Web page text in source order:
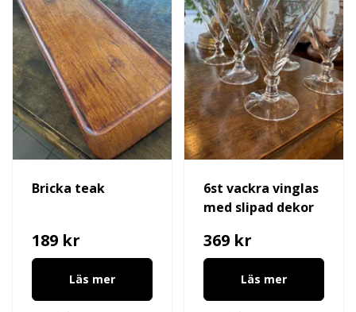
Bricka teak
189 kr
Läs mer
6st vackra vinglas
med slipad dekor
369 kr
Läs mer